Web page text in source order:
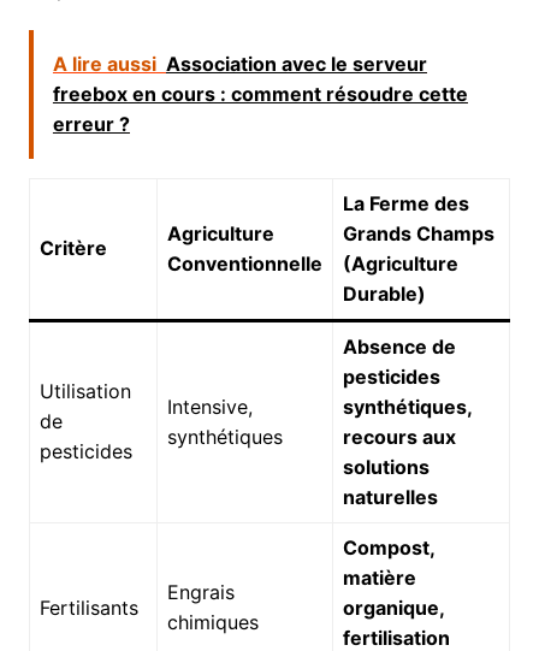
A lire aussi Association avec le serveur
freebox en cours : comment résoudre cette
erreur ?
Critère
Agriculture
Conventionnelle
La Ferme des
Grands Champs
(Agriculture
Durable)
Utilisation
de
pesticides
Intensive,
synthétiques
Absence de
pesticides
synthétiques,
recours aux
solutions
naturelles
Fertilisants
Engrais
chimiques
Compost,
matière
organique,
fertilisation